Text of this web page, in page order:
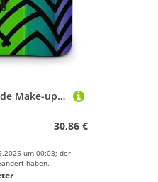
DDTKLSNV Gay Pride Make-up-Tasche mit Regenbogen-Muster, tragbare Reise-Kosmetiktasche, Reißverschluss, Make-up-Organizer für Damen
30,86 €
um 00:03; der
haben.